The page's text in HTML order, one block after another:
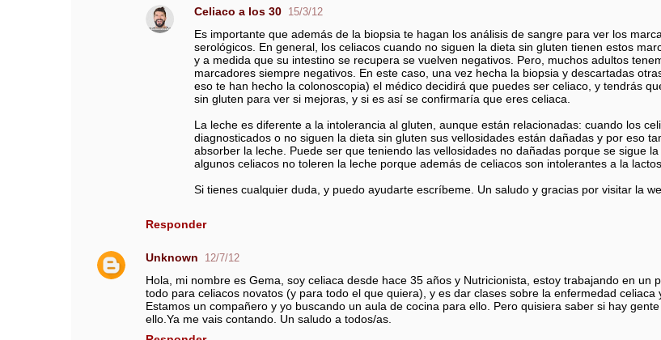
Responder
Celiaco a los 30 15/3/12
Es importante que además de la biopsia te hagan los análisis de sangre para ver los
serológicos. En general, los celiacos cuando no siguen la dieta sin gluten tienen estos
y a medida que su intestino se recupera se vuelven negativos. Pero, muchos adultos
marcadores siempre negativos. En este caso, una vez hecha la biopsia y descartadas
eso te han hecho la colonoscopia) el médico decidirá que puedes ser celiaco, y tendrás
sin gluten para ver si mejoras, y si es así se confirmaría que eres celiaca.
La leche es diferente a la intolerancia al gluten, aunque están relacionadas: cuando los
diagnosticados o no siguen la dieta sin gluten sus vellosidades están dañadas y por eso
absorber la leche. Puede ser que teniendo las vellosidades no dañadas porque se sigue la
algunos celiacos no toleren la leche porque además de celiacos son intolerantes a la
Si tienes cualquier duda, y puedo ayudarte escríbeme. Un saludo y gracias por visitar la
Unknown 12/7/12
Hola, mi nombre es Gema, soy celiaca desde hace 35 años y Nutricionista, estoy trabajando en un
todo para celiacos novatos (y para todo el que quiera), y es dar clases sobre la enfermedad celiaca
Estamos un compañero y yo buscando un aula de cocina para ello. Pero quisiera saber si hay
ello.Ya me vais contando. Un saludo a todos/as.